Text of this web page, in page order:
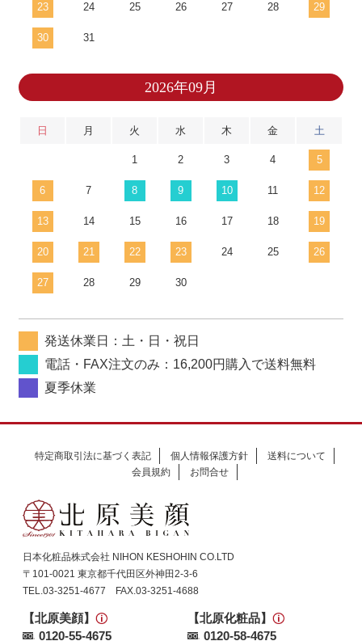
23 24 25 26 27 28 29
30 31
2026年09月
日 月 火 水 木 金 土
1 2 3 4 5
6 7 8 9 10 11 12
13 14 15 16 17 18 19
20 21 22 23 24 25 26
27 28 29 30
発送休業日：土・日・祝日
電話・FAX注文のみ：16,200円購入で送料無料
夏季休業
特定商取引法に基づく表記 個人情報保護方針
送料について
会員規約
お問合せ
日本化粧品株式会社 NIHON KESHOHIN CO.LTD
〒101-0021 東京都千代田区外神田2-3-6
TEL.03-3251-4677 FAX.03-3251-4688
【北原美顔】
0120-55-4675
【北原化粧品】
0120-58-4675